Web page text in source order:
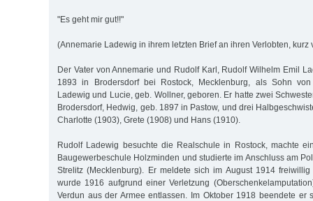
"Es geht mir gut!!"
(Annemarie Ladewig in ihrem letzten Brief an ihren Verlobten, kurz
Der Vater von Annemarie und Rudolf Karl, Rudolf Wilhelm Emil
1893 in Brodersdorf bei Rostock, Mecklenburg, als Sohn
Ladewig und Lucie, geb. Wollner, geboren. Er hatte zwei
Brodersdorf, Hedwig, geb. 1897 in Pastow, und drei
Charlotte (1903), Grete (1908) und Hans (1910).
Rudolf Ladewig besuchte die Realschule in Rostock, machte
Baugewerbeschule Holzminden und studierte im Anschluss am
Strelitz (Mecklenburg). Er meldete sich im August 1914
wurde 1916 aufgrund einer Verletzung
Verdun aus der Armee entlassen. Im Oktober 1918 beendete er